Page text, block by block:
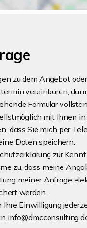
zu dem Angebot
vereinbaren,
Formular
mit Ihnen in
dass Sie mich per
Daten speichern.
zur
zu, dass meine
meiner Anfrage
werden.
Einwilligung